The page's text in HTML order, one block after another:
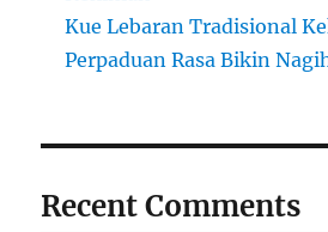
Kue Lebaran Tradisional
Perpaduan Rasa Bikin
Recent Comments